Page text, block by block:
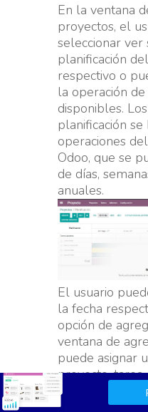
En la ventana
proyectos, el
seleccionar
planificación
respectivo o
la operación
disponibles.
planificación
operaciones
Odoo, que se
de días,
anuales.
El usuario
la fecha
opción de
ventana de
puede asignar
proyecto,
cronograma de
porcentaje de